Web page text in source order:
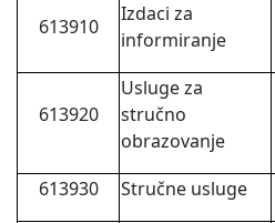
613910
Izdaci za
informiranje
613920
Usluge za
stručno
obrazovanje
613930 Stručne usluge